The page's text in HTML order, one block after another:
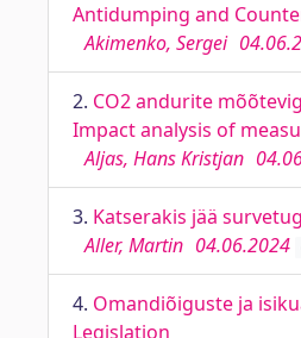
Antidumping and
Akimenko, Sergei
2. CO2 andurite
Impact analysis of
Aljas, Hans Kristjan
3. Katserakis jää
Aller, Martin 04.06.2024
4. Omandiõiguste ja
Legislation